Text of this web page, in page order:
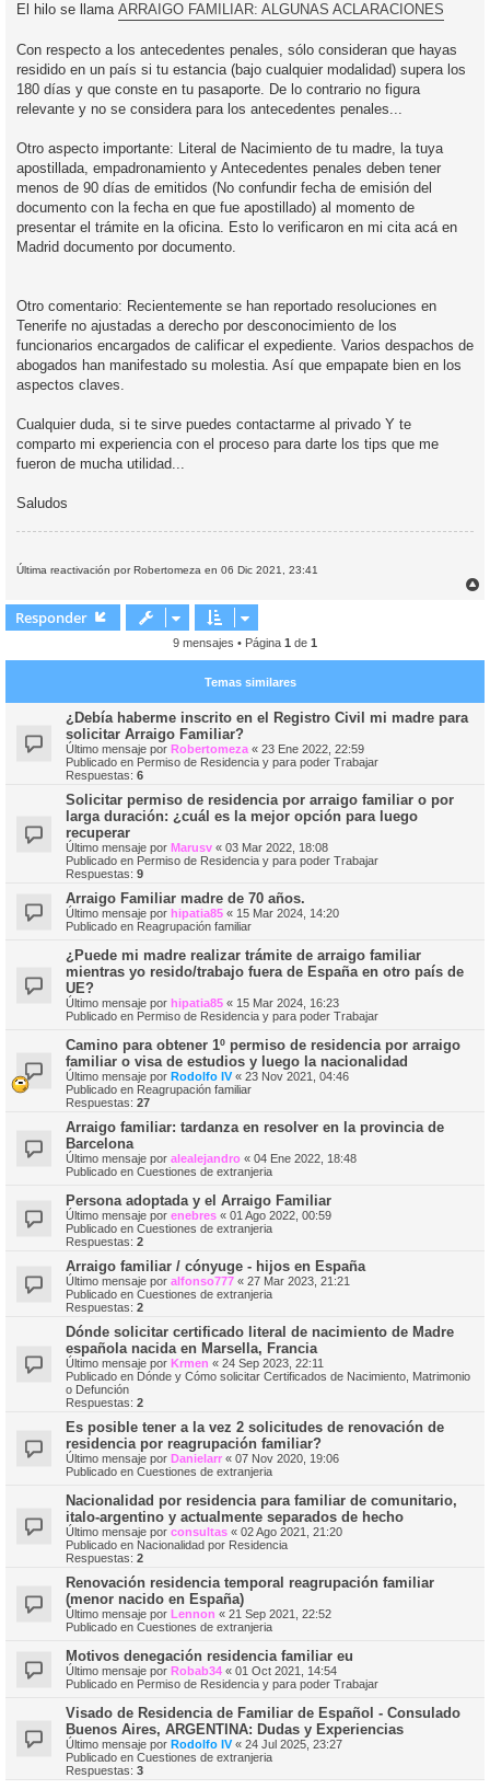
El hilo se llama ARRAIGO FAMILIAR: ALGUNAS ACLARACIONES
Con respecto a los antecedentes penales, sólo consideran que hayas
residido en un país si tu estancia (bajo cualquier modalidad) supera los
180 días y que conste en tu pasaporte. De lo contrario no figura
relevante y no se considera para los antecedentes penales...
Otro aspecto importante: Literal de Nacimiento de tu madre, la tuya
apostillada, empadronamiento y Antecedentes penales deben tener
menos de 90 días de emitidos (No confundir fecha de emisión del
documento con la fecha en que fue apostillado) al momento de
presentar el trámite en la oficina. Esto lo verificaron en mi cita acá en
Madrid documento por documento.
Otro comentario: Recientemente se han reportado resoluciones en
Tenerife no ajustadas a derecho por desconocimiento de los
funcionarios encargados de calificar el expediente. Varios despachos de
abogados han manifestado su molestia. Así que empapate bien en los
aspectos claves.
Cualquier duda, si te sirve puedes contactarme al privado Y te
comparto mi experiencia con el proceso para darte los tips que me
fueron de mucha utilidad...
Saludos
Última reactivación por Robertomeza en 06 Dic 2021, 23:41
a
Responder
9 mensajes • Página 1 de 1
Temas similares
¿Debía haberme inscrito en el Registro Civil mi madre para
solicitar Arraigo Familiar?
Último mensaje por Robertomeza « 23 Ene 2022, 22:59
Publicado en Permiso de Residencia y para poder Trabajar
Respuestas: 6
Solicitar permiso de residencia por arraigo familiar o por
larga duración: ¿cuál es la mejor opción para luego
recuperar
Último mensaje por Marusv « 03 Mar 2022, 18:08
Publicado en Permiso de Residencia y para poder Trabajar
Respuestas: 9
Arraigo Familiar madre de 70 años.
Último mensaje por hipatia85 « 15 Mar 2024, 14:20
Publicado en Reagrupación familiar
¿Puede mi madre realizar trámite de arraigo familiar
mientras yo resido/trabajo fuera de España en otro país de
UE?
Último mensaje por hipatia85 « 15 Mar 2024, 16:23
Publicado en Permiso de Residencia y para poder Trabajar
Camino para obtener 1º permiso de residencia por arraigo
familiar o visa de estudios y luego la nacionalidad
Último mensaje por Rodolfo IV« 23 Nov 2021, 04:46
Publicado en Reagrupación familiar
Respuestas: 27
Arraigo familiar: tardanza en resolver en la provincia de
Barcelona
Último mensaje por alealejandro « 04 Ene 2022, 18:48
Publicado en Cuestiones de extranjeria
Persona adoptada y el Arraigo Familiar
Último mensaje por enebres « 01 Ago 2022, 00:59
Publicado en Cuestiones de extranjeria
Respuestas: 2
Arraigo familiar / cónyuge - hijos en España
Último mensaje por alfonso777 « 27 Mar 2023, 21:21
Publicado en Cuestiones de extranjeria
Respuestas: 2
Dónde solicitar certificado literal de nacimiento de Madre
española nacida en Marsella, Francia
Último mensaje por Krmen « 24 Sep 2023, 22:11
Publicado en Dónde y Cómo solicitar Certificados de Nacimiento, Matrimonio
o Defunción
Respuestas: 2
Es posible tener a la vez 2 solicitudes de renovación de
residencia por reagrupación familiar?
Último mensaje por Danielarr « 07 Nov 2020, 19:06
Publicado en Cuestiones de extranjeria
Nacionalidad por residencia para familiar de comunitario,
italo-argentino y actualmente separados de hecho
Último mensaje por consultas « 02 Ago 2021, 21:20
Publicado en Nacionalidad por Residencia
Respuestas: 2
Renovación residencia temporal reagrupación familiar
(menor nacido en España)
Último mensaje por Lennon « 21 Sep 2021, 22:52
Publicado en Cuestiones de extranjeria
Motivos denegación residencia familiar eu
Último mensaje por Robab34 « 01 Oct 2021, 14:54
Publicado en Permiso de Residencia y para poder Trabajar
Visado de Residencia de Familiar de Español - Consulado
Buenos Aires, ARGENTINA: Dudas y Experiencias
Último mensaje por Rodolfo IV« 24 Jul 2025, 23:27
Publicado en Cuestiones de extranjeria
Respuestas: 3